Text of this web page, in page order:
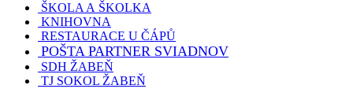
ŠKOLA A ŠKOLKA
KNIHOVNA
RESTAURACE U ČÁPŮ
POŠTA PARTNER SVIADNOV
SDH ŽABEŇ
TJ SOKOL ŽABEŇ